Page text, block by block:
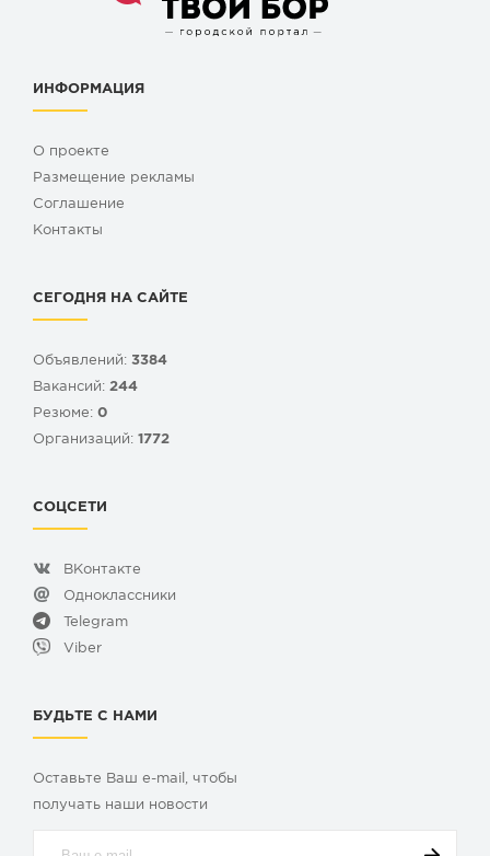
ИНФОРМАЦИЯ
О проекте
Размещение рекламы
Cоглашение
Контакты
СЕГОДНЯ НА САЙТЕ
Объявлений: 3384
Вакансий: 244
Резюме: 0
Организаций: 1772
СОЦСЕТИ
ВКонтакте
Одноклассники
Telegram
Viber
БУДЬТЕ С НАМИ
Оставьте Ваш e-mail, чтобы
получать наши новости